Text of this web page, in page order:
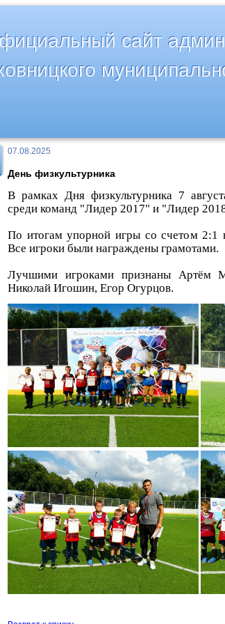
сайт
07.08.2025
День физкультурника
В рамках Дня физкультурника 7
среди команд "Лидер 2017" и "Лидер
По итогам упорной игры со счетом 2:1
Все игроки были награждены грамотами.
Лучшими игроками признаны Артём
Николай Игошин, Егор Огурцов.